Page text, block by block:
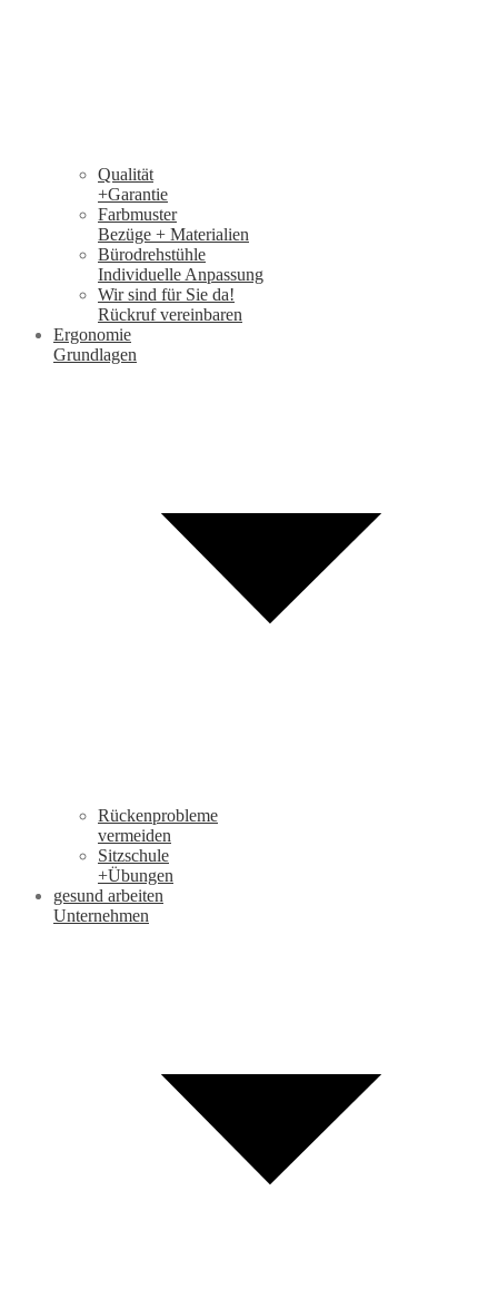
Qualität
+Garantie
Farbmuster
Bezüge + Materialien
Bürodrehstühle
Individuelle Anpassung
Wir sind für Sie da!
Rückruf vereinbaren
Ergonomie
Grundlagen
Rückenprobleme
vermeiden
Sitzschule
+Übungen
gesund arbeiten
Unternehmen